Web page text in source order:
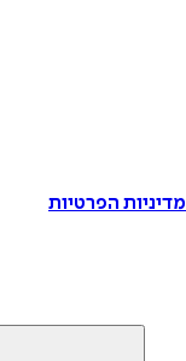
הפרטיות